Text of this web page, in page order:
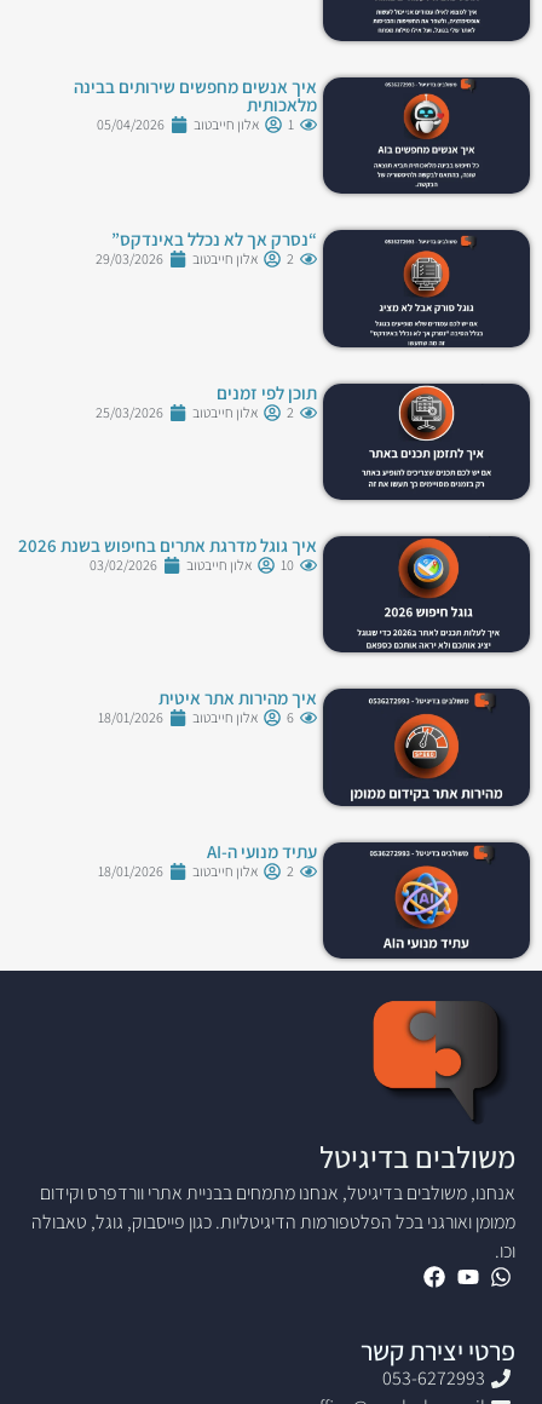
איך אנשים מחפשים שירותים בבינה
מלאכותית
1 אלון חייבטוב 05/04/2026
“נסרק אך לא נכלל באינדקס”
2 אלון חייבטוב 29/03/2026
תוכן לפי זמנים
2 אלון חייבטוב 25/03/2026
איך גוגל מדרגת אתרים בחיפוש בשנת 2026
10 אלון חייבטוב 03/02/2026
איך מהירות אתר איטית
6 אלון חייבטוב 18/01/2026
עתיד מנועי ה-AI
2 אלון חייבטוב 18/01/2026
משולבים בדיגיטל
אנחנו, משולבים בדיגיטל, אנחנו מתמחים בבניית אתרי וורדפרס וקידום
ממומן ואורגני בכל הפלטפורמות הדיגיטליות. כגון פייסבוק, גוגל, טאבולה
וכו.
פרטי יצירת קשר
053-6272993